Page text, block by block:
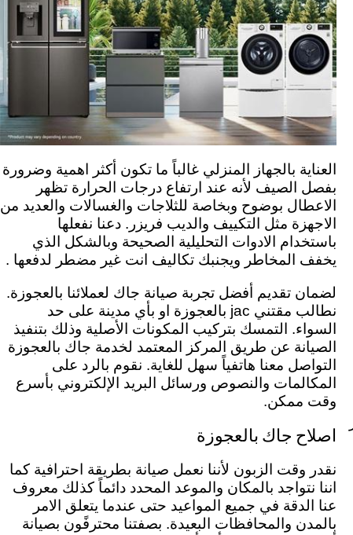
العناية بالجهاز المنزلي غالباً ما تكون أكثر اهمية وضرورة
بفصل الصيف لأنه عند ارتفاع درجات الحرارة تظهر
الاعطال بوضوح وبخاصة للثلاجات والغسالات والعديد من
الاجهزة مثل التكييف والديب فريزر. دعنا نفعلها
باستخدام الادوات التحليلية الصحيحة وبالشكل الذي
يخفف المخاطر ويجنبك تكاليف انت غير مضطر لدفعها .
لضمان تقديم أفضل تجربة صيانة جاك لعملائنا بالعجوزة.
نطالب مقتني jac بالعجوزة او بأي مدينة على حد
السواء. التمسك بتركيب المكونات الأصلية وذلك بتنفيذ
الصيانة عن طريق المركز المعتمد لخدمة جاك بالعجوزة
التواصل معنا هاتفياً سهل للغاية. نقوم بالرد على
المكالمات والنصوص ورسائل البريد الإلكتروني بأسرع
وقت ممكن.
اصلاح جاك بالعجوزة
نقدر وقت الزبون لأننا نعمل صيانة بطريقة احترافية كما
اننا نتواجد بالمكان والموعد المحدد دائماً كذلك معروف
عنا الدقة في جميع المواعيد حتى عندما يتعلق الامر
بالمدن والمحافظات البعيدة. بصفتنا محترفًون بصيانة